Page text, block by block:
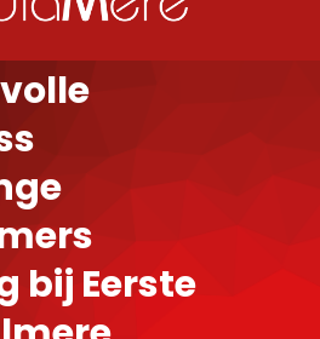
bij Eerste